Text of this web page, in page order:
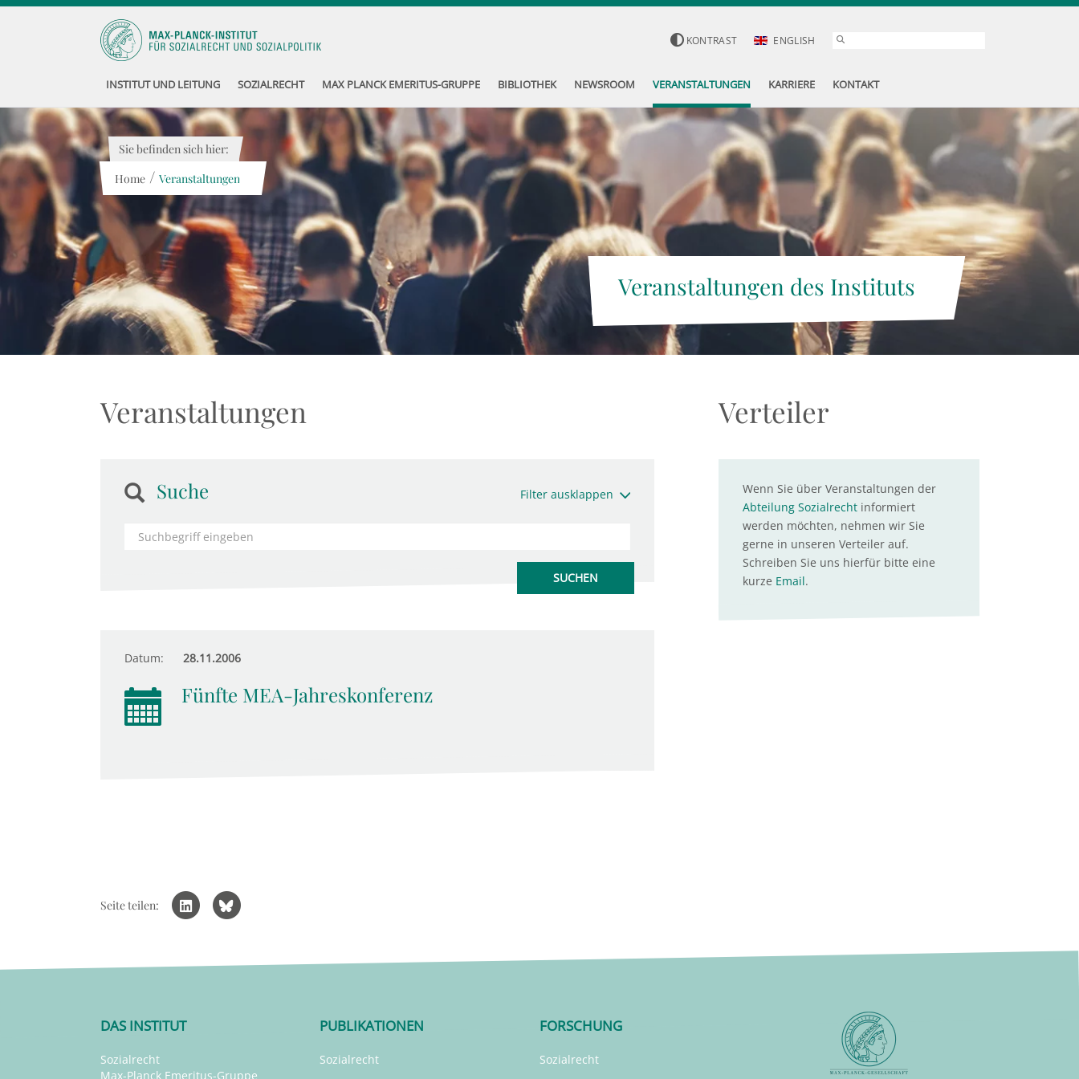
KONTRAST ENGLISH
INSTITUT UND LEITUNG SOZIALRECHT MAX PLANCK EMERITUS-GRUPPE BIBLIOTHEK NEWSROOM VERANSTALTUNGEN KARRIERE KONTAKT
Veranstaltungen des Instituts
Sie befinden sich hier:
Home / Veranstaltungen
Veranstaltungen
Suche Filter ausklappen
Datum: 28.11.2006
Fünfte MEA-Jahreskonferenz
Verteiler
Wenn Sie über Veranstaltungen der
Abteilung Sozialrechtinformiert
werden möchten, nehmen wir Sie
gerne in unseren Verteiler auf.
Schreiben Sie uns hierfür bitte eine
kurze Email.
Seite teilen:
DAS INSTITUT
Sozialrecht
Max-Planck Emeritus-Gruppe
PUBLIKATIONEN
Sozialrecht
FORSCHUNG
Sozialrecht